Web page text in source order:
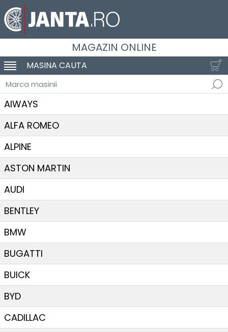
MAGAZIN ONLINE
SCHIMBA NAVIGAREA
MASINA CAUTA
Marca masinii
AIWAYS
ALFA ROMEO
ALPINE
ASTON MARTIN
AUDI
BENTLEY
BMW
BUGATTI
BUICK
BYD
CADILLAC